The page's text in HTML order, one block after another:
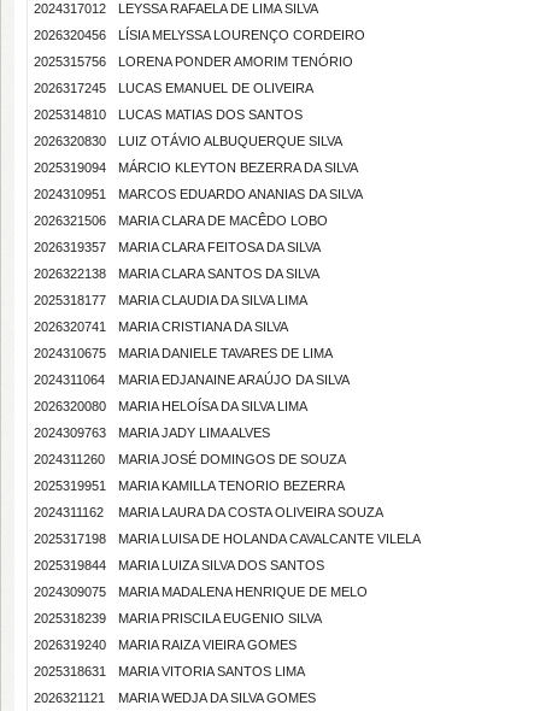
2024317012
LEYSSA RAFAELA DE LIMA SILVA
2026320456
LÍSIA MELYSSA LOURENÇO CORDEIRO
2025315756
LORENA PONDER AMORIM TENÓRIO
2026317245
LUCAS EMANUEL DE OLIVEIRA
2025314810
LUCAS MATIAS DOS SANTOS
2026320830
LUIZ OTÁVIO ALBUQUERQUE SILVA
2025319094
MÁRCIO KLEYTON BEZERRA DA SILVA
2024310951
MARCOS EDUARDO ANANIAS DA SILVA
2026321506
MARIA CLARA DE MACÊDO LOBO
2026319357
MARIA CLARA FEITOSA DA SILVA
2026322138
MARIA CLARA SANTOS DA SILVA
2025318177
MARIA CLAUDIA DA SILVA LIMA
2026320741
MARIA CRISTIANA DA SILVA
2024310675
MARIA DANIELE TAVARES DE LIMA
2024311064
MARIA EDJANAINE ARAÚJO DA SILVA
2026320080
MARIA HELOÍSA DA SILVA LIMA
2024309763
MARIA JADY LIMA ALVES
2024311260
MARIA JOSÉ DOMINGOS DE SOUZA
2025319951
MARIA KAMILLA TENORIO BEZERRA
2024311162
MARIA LAURA DA COSTA OLIVEIRA SOUZA
2025317198
MARIA LUISA DE HOLANDA CAVALCANTE VILELA
2025319844
MARIA LUIZA SILVA DOS SANTOS
2024309075
MARIA MADALENA HENRIQUE DE MELO
2025318239
MARIA PRISCILA EUGENIO SILVA
2026319240
MARIA RAIZA VIEIRA GOMES
2025318631
MARIA VITORIA SANTOS LIMA
2026321121
MARIA WEDJA DA SILVA GOMES